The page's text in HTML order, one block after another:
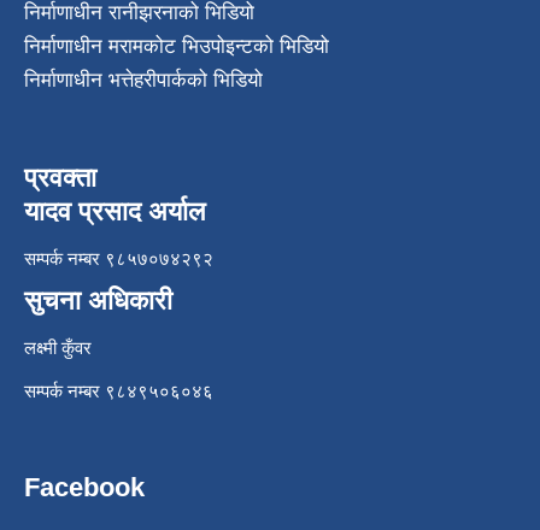
निर्माणाधीन रानीझरनाको भिडियो
निर्माणाधीन मरामकोट भिउपोइन्टको भिडियो
निर्माणाधीन भत्तेहरीपार्कको भिडियो
प्रवक्ता
यादव प्रसाद अर्याल
सम्पर्क नम्बर ९८५७०७४२९२
सुचना अधिकारी
लक्ष्मी कुँवर
सम्पर्क नम्बर ९८४९५०६०४६
Facebook